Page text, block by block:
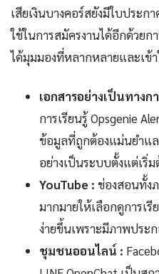
เสียเงินบางคอร์สยังมีใบประก
ใช้ในการสมัครงานได้อีกด้วยก
ได้มุมมองที่หลากหลายและเข้
เอกสารอย่างเป็นทางก
การเรียนรู้ Opsgenie
ข้อมูลที่ถูกต้องแม่นยำแ
อย่างเป็นระบบตั้งแต่เริ่
YouTube : ช่องสอนทั้ง
มากมายให้เลือกดูการเ
ง่ายขึ้นเพราะมีภาพประ
ชุมชนออนไลน์ :